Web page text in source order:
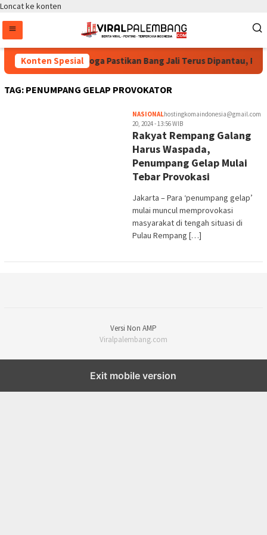
Loncat ke konten
Konten Spesial
Bintang Puspayoga Pastikan Bang Jali Terus Dipantau,
TAG: PENUMPANG GELAP PROVOKATOR
NASIONALhostingkomaindonesia@gmail.com
20, 2024 - 13:56 WIB
Rakyat Rempang Galang
Harus Waspada,
Penumpang Gelap Mulai
Tebar Provokasi
Jakarta – Para ‘penumpang gelap’
mulai muncul memprovokasi
masyarakat di tengah situasi di
Pulau Rempang […]
Versi Non AMP
Viralpalembang.com
Exit mobile version